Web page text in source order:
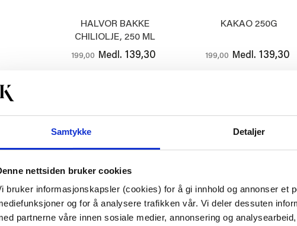
Samtykke Detaljer
nettsiden bruker cookies
bruker informasjonskapsler (cookies) for å gi innhold og annonser et
og for å analysere trafikken vår. Vi deler dessuten
partnerne våre innen sosiale medier, annonsering og
HALVOR BAKKE
CHILIOLJE, 250 ML
199,00 Medl. 139,30
KAKAO 250G
199,00 Medl. 139,30
30%